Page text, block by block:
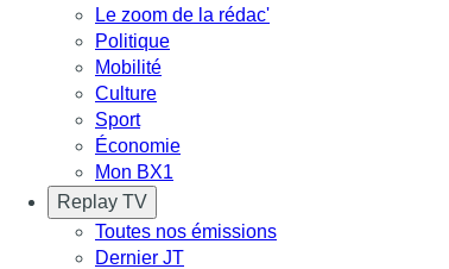
Le zoom de la rédac'
Politique
Mobilité
Culture
Sport
Économie
Mon BX1
Replay TV
Toutes nos émissions
Dernier JT